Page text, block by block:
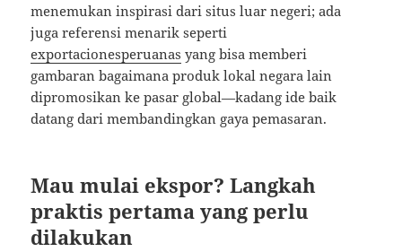
menemukan inspirasi dari situs luar negeri; ada
juga referensi menarik seperti
exportacionesperuanas yang bisa memberi
gambaran bagaimana produk lokal negara lain
dipromosikan ke pasar global—kadang ide baik
datang dari membandingkan gaya pemasaran.
Mau mulai ekspor? Langkah
praktis pertama yang perlu
dilakukan